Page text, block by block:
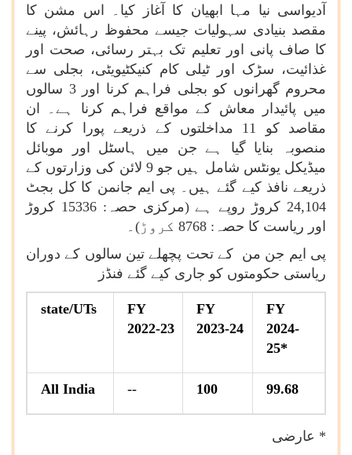
آدیواسی نیا مہا ابھیان کا آغاز کیا۔ اس مشن کا
مقصد بنیادی سہولیات جیسے محفوظ رہائش، پینے
کا صاف پانی اور تعلیم تک بہتر رسائی، صحت اور
غذائیت، سڑک اور ٹیلی کام کنیکٹیویٹی، بجلی سے
محروم گھرانوں کو بجلی فراہم کرنا اور 3 سالوں
میں پائیدار معاش کے مواقع فراہم کرنا ہے۔ ان
مقاصد کو 11 مداخلتوں کے ذریعے پورا کرنے کا
منصوبہ بنایا گیا ہے جن میں ہاسٹل اور موبائل
میڈیکل یونٹس شامل ہیں جو 9 لائن کی وزارتوں کے
ذریعے نافذ کیے گئے ہیں۔ پی ایم جانمن کا کل بجٹ
24,104 کروڑ روپے ہے (مرکزی حصہ: 15336 کروڑ
اور ریاست کا حصہ: 8768 کروڑ)۔
پی ایم جن من کے تحت پچھلے تین سالوں کے دوران
ریاستی حکومتوں کو جاری کیے گئے فنڈز
state/UTs
FY
2022-23
FY
2023-24
FY
2024-
25*
All India -- 100 99.68
* عارضی